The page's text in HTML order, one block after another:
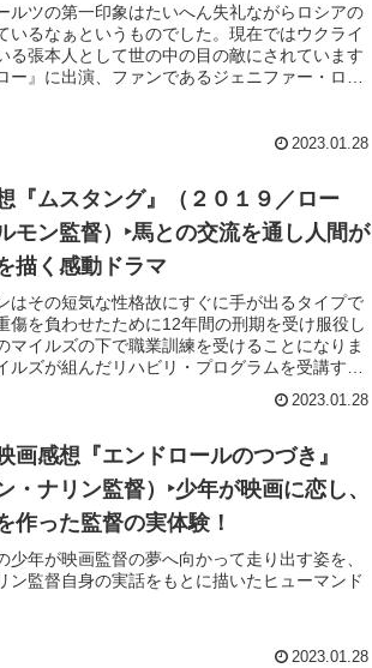
ルツの第一印象はたいへん失礼ながらロシアの
いるなぁというものでした。現在ではウクライ
る張本人として世の中の目の敵にされています
』に出演、ファンであるジェニファー・ロー
ある俳優としてファンになりました。『潜水艦
セドゥがお目当て）…最近見た10作品をご紹介
い作品があれば、次回視聴の参考にしてみてく
2023.01.28
『ムスタング』（２０１９／ロー
モン監督）‣馬との交流を通し人間が
描く感動ドラマ
はその短気な性格故にすぐに手が出るタイプで
傷を負わせたために12年間の刑期を受け服役し
マイルズの下で職業訓練を受けることになりま
ルズが組んだリハビリ・プログラムを受講する
2023.01.28
画感想『エンドロールのつづき』
・ナリン監督）‣少年が映画に恋し、
作った監督の実体験！
少年が映画監督の夢へ向かって走り出す姿を、
ン監督自身の実話をもとに描いたヒューマンド
2023.01.28